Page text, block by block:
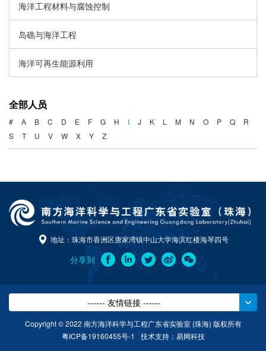
海洋工程材料与腐蚀控制
岛礁与海洋工程
海洋可再生能源利用
海洋产业与政策
海洋可持续发展
全部人员
# A B C D E F G H I J K L M N O P Q
R
S
T U V W X Y Z
地址：珠海市香洲区唐家湾镇中山大学海滨红楼海琴四号
分享到
------ 友情链接 ------
Copyright © 2022 南方海洋科学与工程广东省实验室 (珠海) 版权所有
粤ICP备19160455号-1
技术支持： 易网科技